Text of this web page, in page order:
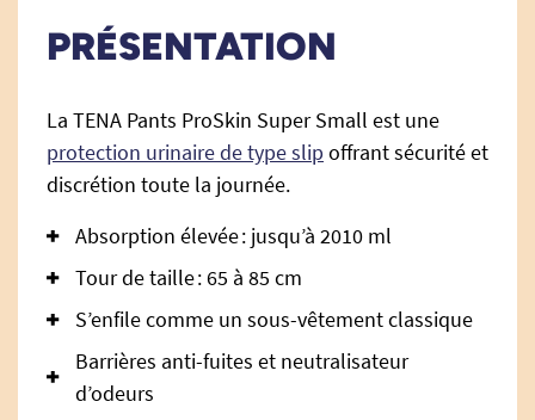
PRÉSENTATION
La TENA Pants ProSkin Super Small est une
protection urinaire de type slip offrant sécurité et
discrétion toute la journée.
Absorption élevée : jusqu’à 2010 ml
Tour de taille : 65 à 85 cm
S’enfile comme un sous-vêtement classique
Barrières anti-fuites et neutralisateur
d’odeurs